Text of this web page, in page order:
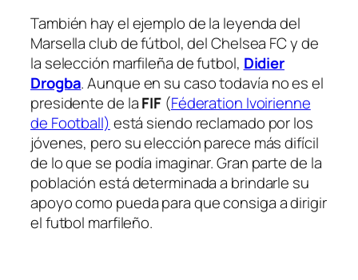
También hay el ejemplo de la leyenda del
Marsella club de fútbol, del Chelsea FC y de
la selección marfileña de futbol, Didier
Drogba. Aunque en su caso todavía no es el
presidente de laFIF (Féderation Ivoirienne
de Football) está siendo reclamado por los
jóvenes, pero su elección parece más difícil
de lo que se podía imaginar. Gran parte de la
población está determinada a brindarle su
apoyo como pueda para que consiga a dirigir
el futbol marfileño.